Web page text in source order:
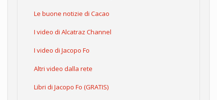
Le buone notizie di Cacao
I video di Alcatraz Channel
I video di Jacopo Fo
Altri video dalla rete
Libri di Jacopo Fo (GRATIS)